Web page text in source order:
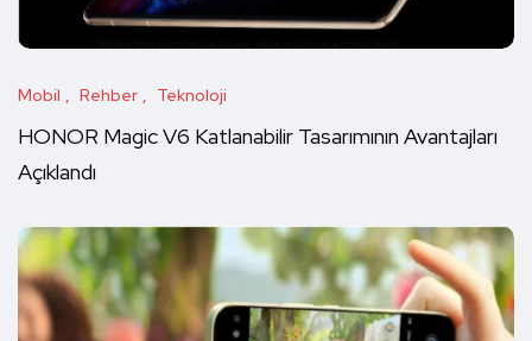
Mobil Rehber Teknoloji
HONOR Magic V6 Katlanabilir Tasarımının Avantajları
Açıklandı